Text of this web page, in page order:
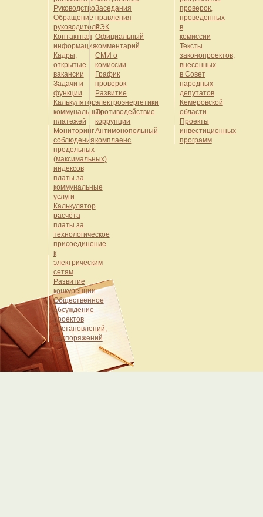
Руководство
Обращение
руководителя
Контактная
информация
Кадры,
открытые
вакансии
Задачи и
функции
Калькулятор
коммунальных
платежей
Мониторинг
соблюдения
предельных
(максимальных)
индексов
платы за
коммунальные
услуги
Калькулятор
расчёта
платы за
технологическое
присоединение
к
электрическим
сетям
Развитие
конкуренции
Общественное
обсуждение
проектов
постановлений,
распоряжений
Заседания
правления
РЭК
Официальный
комментарий
СМИ о
комиссии
График
проверок
Развитие
электроэнергетики
Противодействие
коррупции
Антимонопольный
комплаенс
проверок,
проведенных
в
комиссии
Тексты
законопроектов,
внесенных
в Совет
народных
депутатов
Кемеровской
области
Проекты
инвестиционных
программ